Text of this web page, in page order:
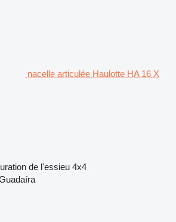
nacelle articulée Haulotte HA 16 X
de l'essieu 4x4